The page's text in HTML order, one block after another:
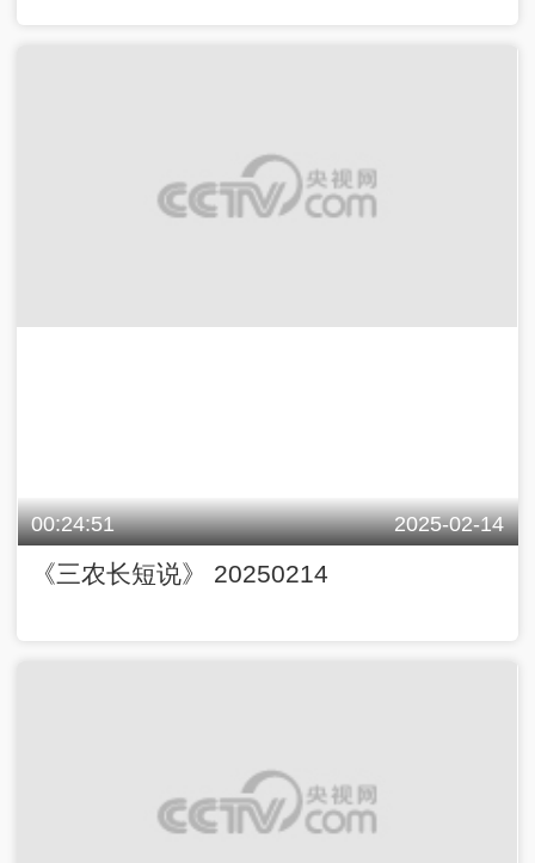
00:24:51 2025-02-14
《三农长短说》 20250214